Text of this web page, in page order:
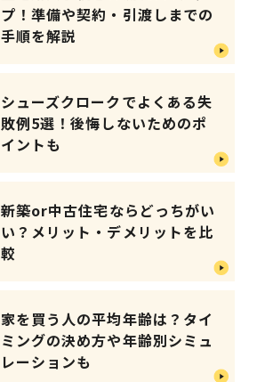
プ！準備や契約・引渡しまでの
手順を解説
シューズクロークでよくある失
敗例5選！後悔しないためのポ
イントも
新築or中古住宅ならどっちがい
い？メリット・デメリットを比
較
家を買う人の平均年齢は？タイ
ミングの決め方や年齢別シミュ
レーションも